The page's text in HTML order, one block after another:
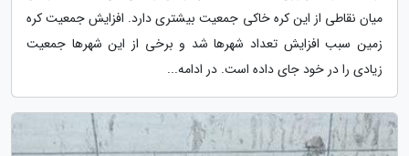
میان نقاطی از این کره خاکی جمعیت بیشتری دارد. افزایش جمعیت کره
زمین سبب افزایش تعداد شهرها شد و برخی از این شهرها جمعیت
زیادی را در خود جای داده است. در ادامه...